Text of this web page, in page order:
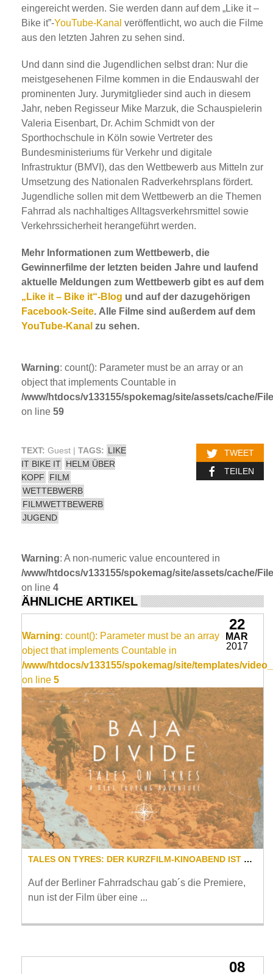
eingereicht werden. Sie werden dann auf dem „Like it –
Bike it”-YouTube-Kanal veröffentlicht, wo auch die Filme
aus den letzten Jahren zu sehen sind.
Und dann sind die Jugendlichen selbst dran: Nur die
meistgesehenen Filme kommen in die Endauswahl der
prominenten Jury. Jurymitglieder sind auch in diesem
Jahr, neben Regisseur Mike Marzuk, die Schauspielerin
Valeria Eisenbart, Dr. Achim Schmidt von der
Sporthochschule in Köln sowie Vertreter des
Bundesministeriums für Verkehr und digitale
Infrastruktur (BMVI), das den Wettbewerb aus Mitteln zur
Umsetzung des Nationalen Radverkehrsplans fördert.
Jugendliche sollen mit dem Wettbewerb an die Themen
Fahrrad als nachhaltiges Alltagsverkehrsmittel sowie
Verkehrssicherheit herangeführt werden.
Mehr Informationen zum Wettbewerb, die
Gewinnerfilme der letzten beiden Jahre und laufend
aktuelle Meldungen zum Wettbewerb gibt es auf dem
„Like it – Bike it“-Blog und auf der dazugehörigen
Facebook-Seite. Alle Filme sind außerdem auf dem
YouTube-Kanal zu sehen.
Warning: count(): Parameter must be an array or an
object that implements Countable in
/www/htdocs/v133155/spokemag/site/assets/cache/
on line 59
TEXT: Guest | TAGS: LIKE
IT BIKE IT HELM ÜBER
KOPF FILM
WETTEBWERB
FILMWETTBEWERB
JUGEND
TWEET
TEILEN
Warning: A non-numeric value encountered in
/www/htdocs/v133155/spokemag/site/assets/cache/
on line 4
ÄHNLICHE ARTIKEL
Warning: count(): Parameter must be an array or an
object that implements Countable in
/www/htdocs/v133155/spokemag/site/templates/
on line 5
TALES ON TYRES: DER KURZFILM-KINOABEND IST GERETTET!
Auf der Berliner Fahrradschau gab´s die Premiere,
nun ist der Film über eine ...
22
MAR
2017
08